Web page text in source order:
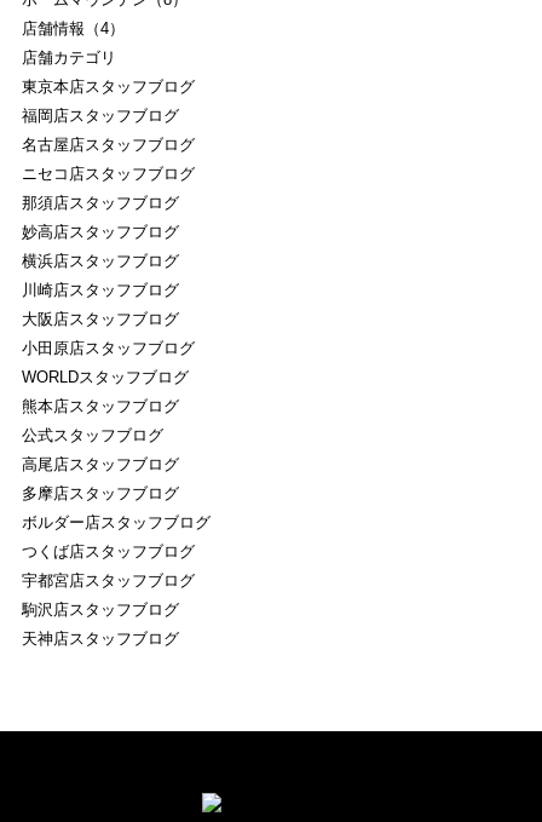
店舗情報（4）
店舗カテゴリ
東京本店スタッフブログ
福岡店スタッフブログ
名古屋店スタッフブログ
ニセコ店スタッフブログ
那須店スタッフブログ
妙高店スタッフブログ
横浜店スタッフブログ
川崎店スタッフブログ
大阪店スタッフブログ
小田原店スタッフブログ
WORLDスタッフブログ
熊本店スタッフブログ
公式スタッフブログ
高尾店スタッフブログ
多摩店スタッフブログ
ボルダー店スタッフブログ
つくば店スタッフブログ
宇都宮店スタッフブログ
駒沢店スタッフブログ
天神店スタッフブログ